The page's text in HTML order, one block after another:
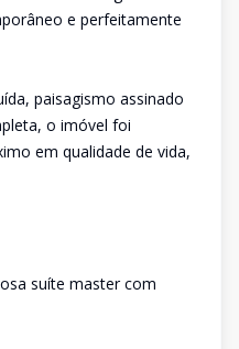
e perfeitamente
paisagismo assinado
o imóvel foi
em qualidade de vida,
suíte master com